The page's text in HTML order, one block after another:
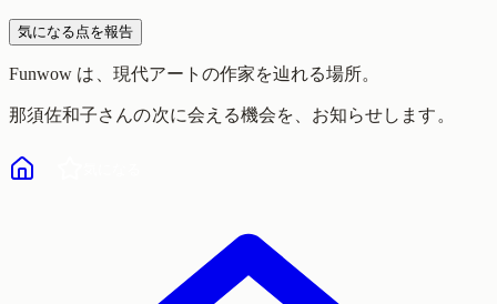
気になる点を報告
Funwow は、現代アートの作家を辿れる場所。
那須佐和子さんの次に会える機会を、お知らせします。